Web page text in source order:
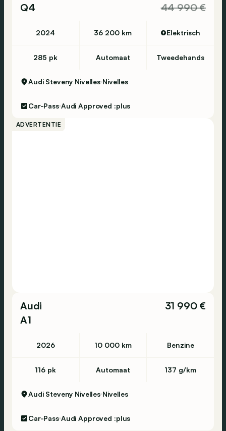
Q4
44 990 €
2024 36 200 km Elektrisch
285 pk Automaat Tweedehands
Audi Steveny Nivelles Nivelles
Car-Pass Audi Approved :plus
ADVERTENTIE
Audi
A1
31 990 €
2026 10 000 km Benzine
116 pk Automaat 137 g/km
Audi Steveny Nivelles Nivelles
Car-Pass Audi Approved :plus